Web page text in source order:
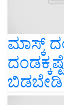
ಮಾಸ್ಕ್‌
ಬಿಡಬೇಡಿ